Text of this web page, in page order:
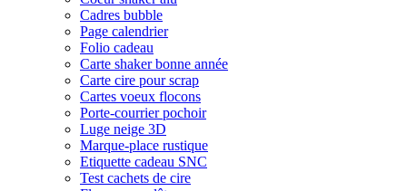
Cadres bubble
Page calendrier
Folio cadeau
Carte shaker bonne année
Carte cire pour scrap
Cartes voeux flocons
Porte-courrier pochoir
Luge neige 3D
Marque-place rustique
Etiquette cadeau SNC
Test cachets de cire